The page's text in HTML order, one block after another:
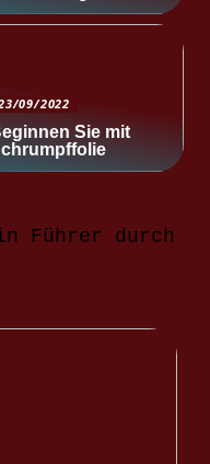
09/2022
Sie mit
Führer durch